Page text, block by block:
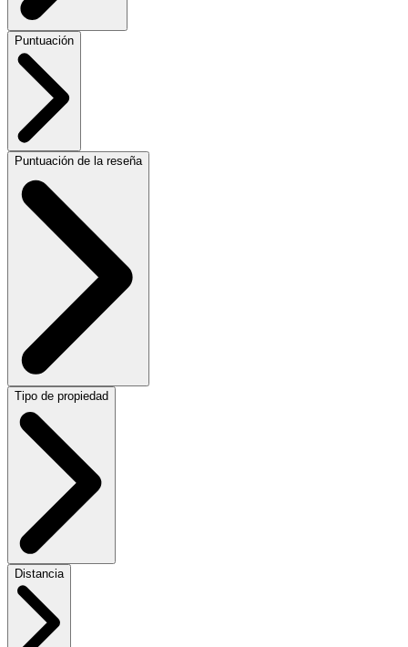
Puntuación
Puntuación de la reseña
Tipo de propiedad
Distancia